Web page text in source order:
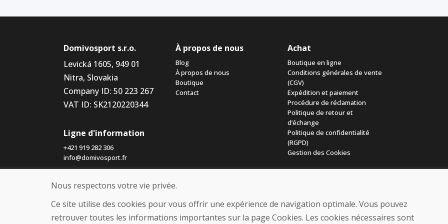
Domivosport s.r.o.
Levická 1605, 949 01
Nitra, Slovakia
Company ID: 50 223 267
VAT ID: SK2120220344
Ligne d'information
+421 919 282 306
info@domivosport.fr
À propos de nous
Blog
À propos de nous
Boutique
Contact
Achat
Boutique en ligne
Conditions générales de vente
(CGV)
Expédition et paiement
Procédure de réclamation
Politique de retour et
d’échange
Politique de confidentialité
(RGPD)
Gestion des Cookies
Nous respectons votre vie privée.
Ce site utilise des cookies pour vous offrir une expérience de navigation optimale. Vous pouvez
retrouver toutes les informations importantes sur la page Cookies. Les cookies nécessaires sont